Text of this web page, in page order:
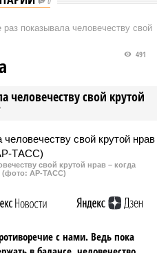
показывала человечеству свой
человечеству свой крутой
491
свой крутой нрав – когда
(фото: АР-ТАСС)
с нами. Ведь пока